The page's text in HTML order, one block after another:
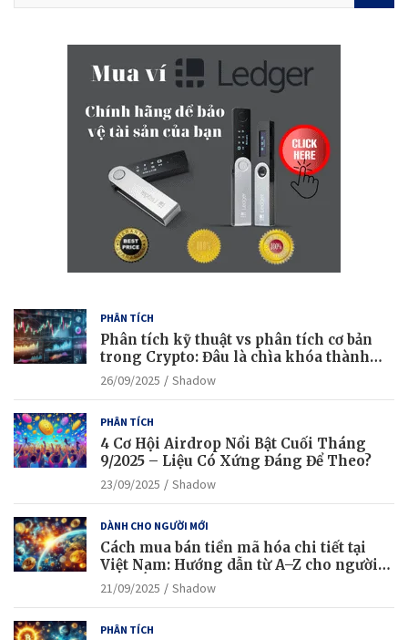
PHÂN TÍCH
Phân tích kỹ thuật vs phân tích cơ bản
trong Crypto: Đâu là chìa khóa thành
công?
26/09/2025 Shadow
PHÂN TÍCH
4 Cơ Hội Airdrop Nổi Bật Cuối Tháng
9/2025 – Liệu Có Xứng Đáng Để Theo?
23/09/2025 Shadow
DÀNH CHO NGƯỜI MỚI
Cách mua bán tiền mã hóa chi tiết tại
Việt Nam: Hướng dẫn từ A–Z cho người
mới bắt đầu
21/09/2025 Shadow
PHÂN TÍCH